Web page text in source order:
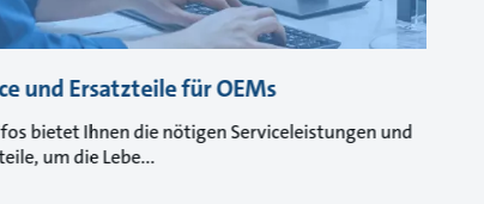
und Ersatzteile für OEMs
bietet Ihnen die nötigen Serviceleistungen und
um die Lebe